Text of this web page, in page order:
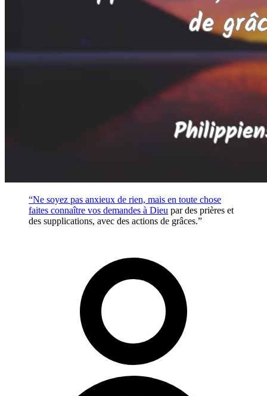
“Ne soyez pas anxieux de rien, mais en toute chose
faites connaître vos demandes à Dieu par des prières et
des supplications, avec des actions de grâces.”